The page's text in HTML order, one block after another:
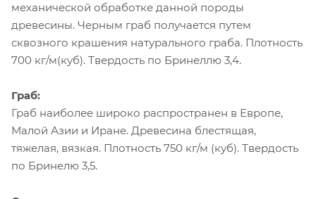
механической обработке данной породы
древесины. Черным граб получается путем
сквозного крашения натурального граба. Плотность
700 кг/м(куб). Твердость по Бринеллю 3,4.
Граб:
Граб наиболее широко распространен в Европе,
Малой Азии и Иране. Древесина блестящая,
тяжелая, вязкая. Плотность 750 кг/м (куб). Твердость
по Бринелю 3,5.